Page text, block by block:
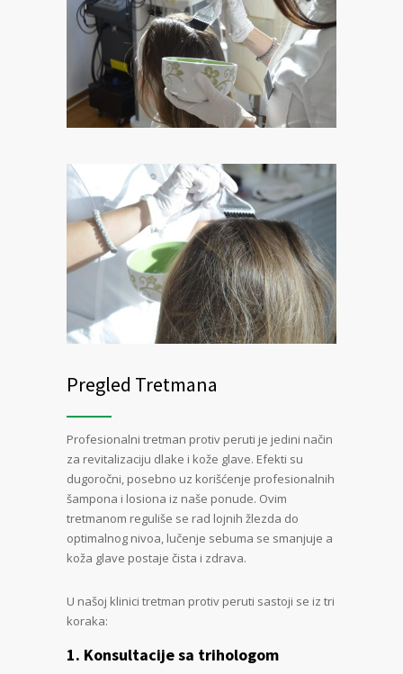
Pregled Tretmana
Profesionalni tretman protiv peruti je jedini način
za revitalizaciju dlake i kože glave. Efekti su
dugoročni, posebno uz korišćenje profesionalnih
šampona i losiona iz naše ponude. Ovim
tretmanom reguliše se rad lojnih žlezda do
optimalnog nivoa, lučenje sebuma se smanjuje a
koža glave postaje čista i zdrava.
U našoj klinici tretman protiv peruti sastoji se iz tri
koraka:
1. Konsultacije sa trihologom